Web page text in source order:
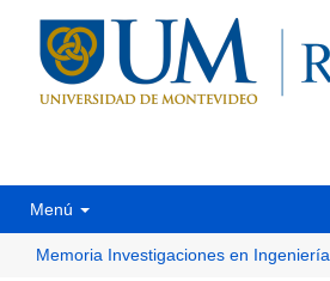
Menú
Memoria Investigaciones en Ingeniería